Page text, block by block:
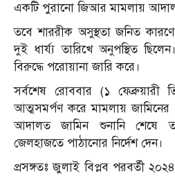
একটি পুরানো জিআর মামলায়
তবে শাররীক অসুস্থতা জনিত
দুই ধার্য্য তারিখে অনুপস্থিত
বিরুদ্ধে পরোয়ানা জারি করে।
সর্বশেষ রোববার (১ ফেব্রুয়ারী
আত্মসমর্পণ করে মামলায়
আদালত জামিন শুনানি শেষে
জেলহাজতে পাঠানোর নির্দেশ দেন।
প্রসঙ্গতঃ জুলাই বিপ্লব পরবর্তী